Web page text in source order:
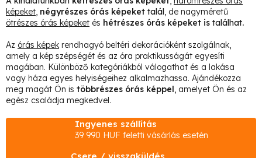
r
á
n
y
í
t
s
e
képeket, négyrészes órás képeket talál, de nagyméretű
ötrészes órás képeket és hétrészes órás képeket is találhat.
Az órás képek rendhagyó beltéri dekorációként szolgálnak,
amely a kép szépségét és az óra praktikusságát egyesíti
magában. Különböző kategóriákból válogathat és a lakása
vagy háza egyes helyiségeihez alkalmazhassa. Ajándékozza
meg magát Ön is többrészes órás képpel, amelyet Ön és az
egész családja megkedvel.
Ingyenes szállítás
39 990 HUF feletti vásárlás esetén